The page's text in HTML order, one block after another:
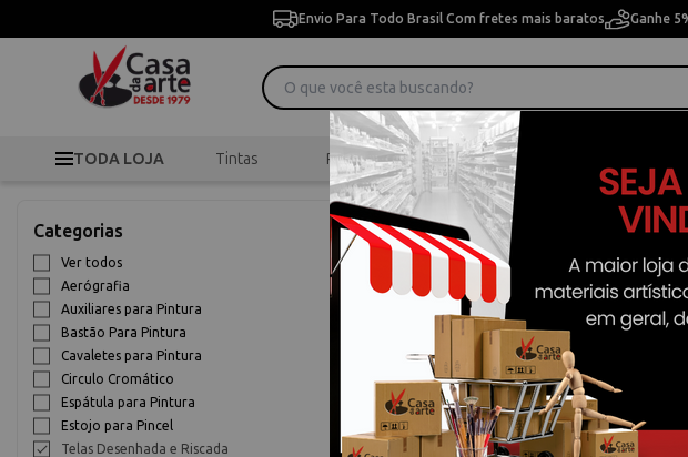
Envio Para Todo Brasil Com fretes mais baratos Ganhe
TODA LOJA Tintas Pincéis Desenho
Categorias
Ver todos
Aerógrafia
Auxiliares para Pintura
Bastão Para Pintura
Cavaletes para Pintura
Circulo Cromático
Espátula para Pintura
Estojo para Pincel
Telas Desenhada e Riscada
Início > Pintura Artística > Telas Desenhada e Riscada >
Telas Desenhada e Riscada
9% OFF 9% OFF